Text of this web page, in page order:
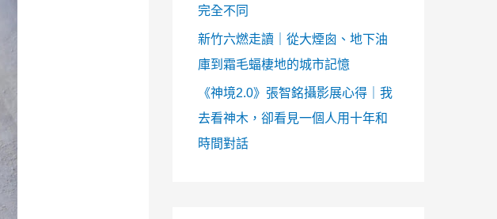
完全不同
新竹六燃走讀｜從大煙囪、地下油
庫到霜毛蝠棲地的城市記憶
《神境2.0》張智銘攝影展心得｜我
去看神木，卻看見一個人用十年和
時間對話